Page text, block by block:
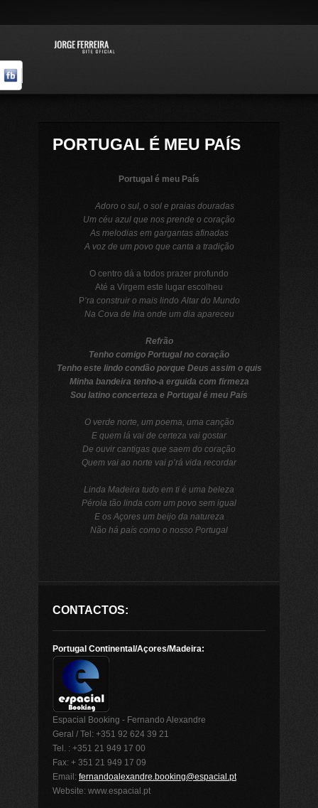
PORTUGAL É MEU PAÍS
Portugal é meu País
Adoro o sul, o sol e praias douradas
Um céu azul que nos prende o coração
As melodias em gargantas afinadas
A voz de um povo que canta a tradição
O centro dá a todos prazer profundo
Até a Virgem este lugar escolheu
P’ra construir o mais lindo Altar do Mundo
Na Cova de Iria onde um dia apareceu
Refrão
Tenho comigo Portugal no coração
Tenho este lindo condão porque Deus assim o quis
Minha bandeira tenho-a erguida com firmeza
Sou latino concerteza e Portugal é meu País
O verde norte, um poema, uma canção
E quem lá vai de certeza vai gostar
De ouvir cantigas que saem do coração
Quem vai ao norte vai p’rá vida recordar
Linda Madeira tudo em ti é uma beleza
Pérola tão linda com um povo sem igual
E os Açores um beijo da natureza
Não há país como o nosso Portugal
CONTACTOS:
Portugal Continental/Açores/Madeira:
Espacial Booking - Fernando Alexandre
Geral / Tel: +351 92 624 39 21
Tel. : +351 21 949 17 00
Fax: + 351 21 949 17 09
Email: fernandoalexandre.booking@espacial.pt
Website: www.espacial.pt